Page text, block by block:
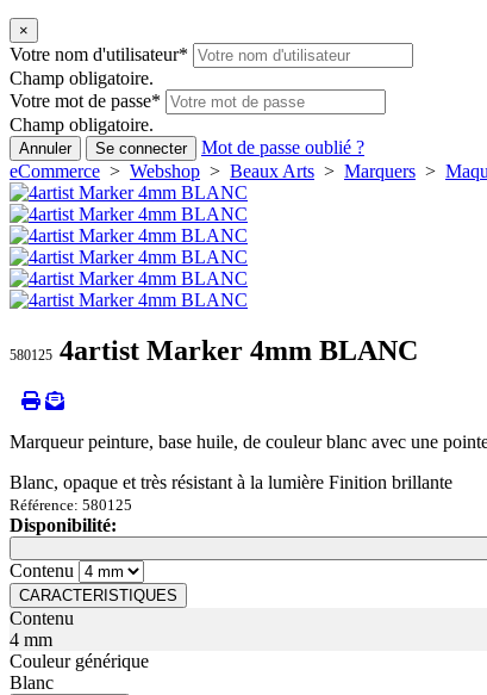
×
Votre nom d'utilisateur*
Champ obligatoire.
Votre mot de passe*
Champ obligatoire.
Annuler Se connecter
Mot de passe oublié ?
eCommerce > Webshop > Beaux Arts > Marquers >
580125 4artist Marker 4mm BLANC
Marqueur peinture, base huile, de couleur blanc avec une
Blanc, opaque et très résistant à la lumière Finition brillante
Référence: 580125
Disponibilité:
Loading...
Loading...
Contenu
CARACTERISTIQUES
Contenu
4 mm
Couleur générique
Blanc